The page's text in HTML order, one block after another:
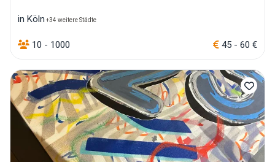
in Köln +34 weitere Städte
10 - 1000 45 - 60 €